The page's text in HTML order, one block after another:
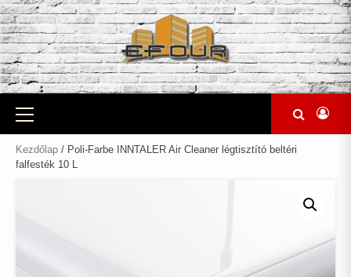
Skip
to
content
Primary
Menu
Kezdőlap / Poli-Farbe INNTALER Air Cleaner légtisztító beltéri
falfesték 10 L